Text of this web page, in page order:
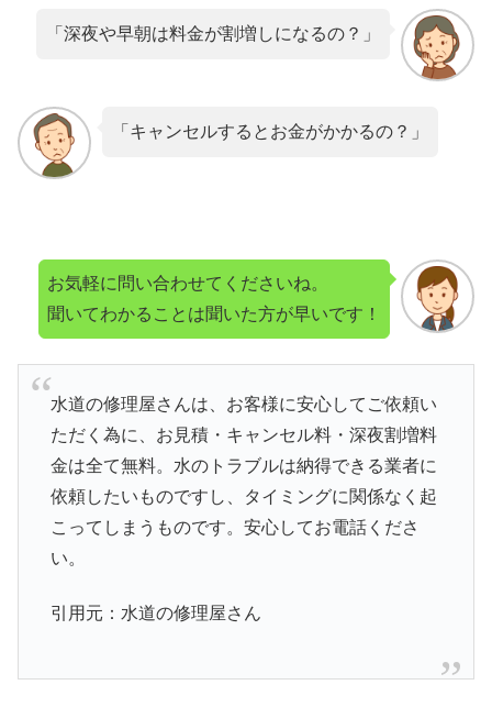
「深夜や早朝は料金が割増しになるの？」
「キャンセルするとお金がかかるの？」
お気軽に問い合わせてくださいね。
聞いてわかることは聞いた方が早いです！
水道の修理屋さんは、お客様に安心してご依頼い
ただく為に、お見積・キャンセル料・深夜割増料
金は全て無料。水のトラブルは納得できる業者に
依頼したいものですし、タイミングに関係なく起
こってしまうものです。安心してお電話くださ
い。
引用元：水道の修理屋さん